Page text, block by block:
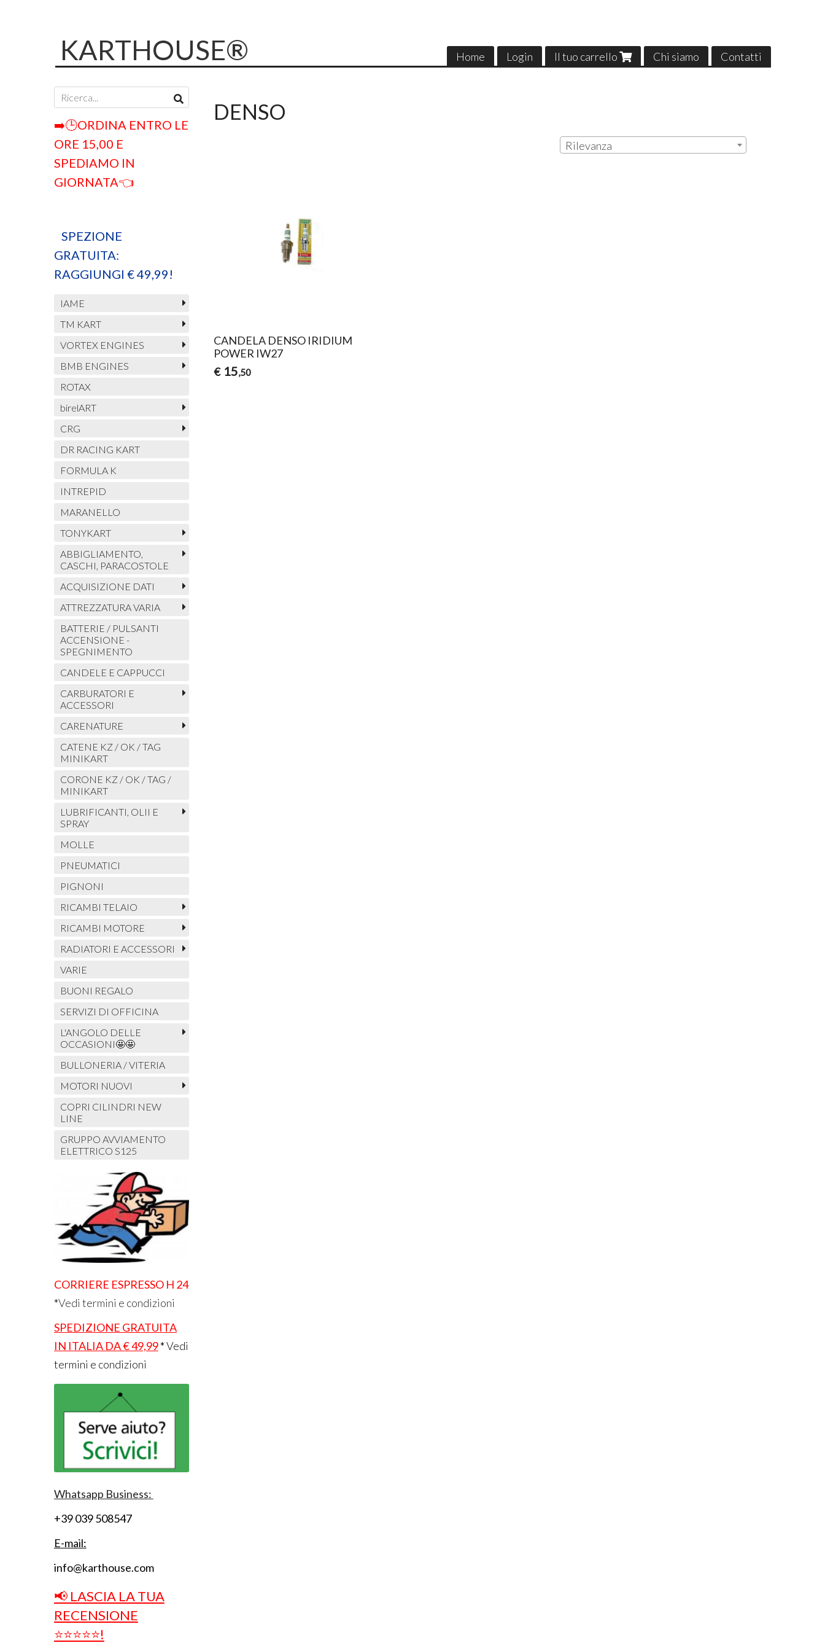
Home Login Il tuo carrello Chi siamo Contatti
KARTHOUSE®
DENSO
Rilevanza
CANDELA DENSO IRIDIUM
POWER IW27
€ 15,50
➡️🕒ORDINA ENTRO LE
ORE 15,00 E
SPEDIAMO IN
GIORNATA👈
SPEZIONE
GRATUITA:
RAGGIUNGI € 49,99!
IAME
TM KART
VORTEX ENGINES
BMB ENGINES
ROTAX
birelART
CRG
DR RACING KART
FORMULA K
INTREPID
MARANELLO
TONYKART
ABBIGLIAMENTO,
CASCHI, PARACOSTOLE
ACQUISIZIONE DATI
ATTREZZATURA VARIA
BATTERIE / PULSANTI
ACCENSIONE -
SPEGNIMENTO
CANDELE E CAPPUCCI
CARBURATORI E
ACCESSORI
CARENATURE
CATENE KZ / OK / TAG
MINIKART
CORONE KZ / OK / TAG /
MINIKART
LUBRIFICANTI, OLII E
SPRAY
MOLLE
PNEUMATICI
PIGNONI
RICAMBI TELAIO
RICAMBI MOTORE
RADIATORI E ACCESSORI
VARIE
BUONI REGALO
SERVIZI DI OFFICINA
L'ANGOLO DELLE
OCCASIONI🤩🤩
BULLONERIA / VITERIA
MOTORI NUOVI
COPRI CILINDRI NEW
LINE
GRUPPO AVVIAMENTO
ELETTRICO S125
CORRIERE ESPRESSO H 24
*Vedi termini e condizioni
SPEDIZIONE GRATUITA
IN ITALIA DA € 49,99*Vedi
termini e condizioni
Whatsapp Business:
+39 039 508547
E-mail:
info@karthouse.com
📢 LASCIA LA TUA
RECENSIONE
⭐⭐⭐⭐⭐!